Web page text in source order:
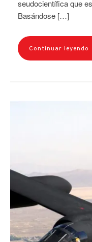
seudocientífica que
Basándose […]
Continuar leyendo